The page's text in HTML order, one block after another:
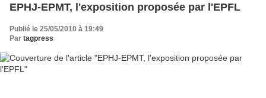
EPHJ-EPMT, l'exposition proposée par l'EPFL
Publié le 25/05/2010 à 19:49
Par tagpress